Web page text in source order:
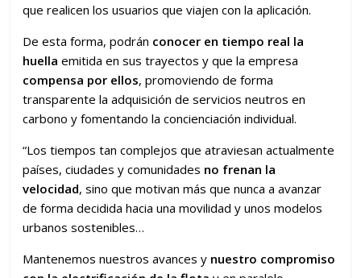
que realicen los usuarios que viajen con la aplicación.
De esta forma, podrán conocer en tiempo real la
huella emitida en sus trayectos y que la empresa
compensa por ellos, promoviendo de forma
transparente la adquisición de servicios neutros en
carbono y fomentando la concienciación individual.
“Los tiempos tan complejos que atraviesan actualmente
países, ciudades y comunidades no frenan la
velocidad, sino que motivan más que nunca a avanzar
de forma decidida hacia una movilidad y unos modelos
urbanos sostenibles…
Mantenemos nuestros avances y nuestro compromiso